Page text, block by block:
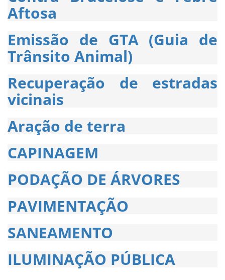
Aftosa
Emissão de GTA (Guia de
Trânsito Animal)
Recuperação de estradas
vicinais
Aração de terra
CAPINAGEM
PODAÇÃO DE ÁRVORES
PAVIMENTAÇÃO
SANEAMENTO
ILUMINAÇÃO PÚBLICA